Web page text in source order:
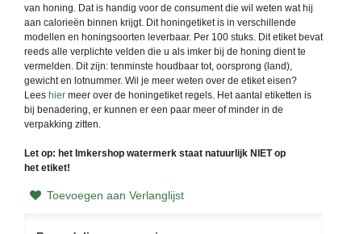
van honing. Dat is handig voor de consument die wil weten wat hij
aan calorieën binnen krijgt. Dit honingetiket is in verschillende
modellen en honingsoorten leverbaar. Per 100 stuks. Dit etiket bevat
reeds alle verplichte velden die u als imker bij de honing dient te
vermelden. Dit zijn: tenminste houdbaar tot, oorsprong (land),
gewicht en lotnummer. Wil je meer weten over de etiket eisen?
Lees hiermeer over de honingetiket regels. Het aantal etiketten is
bij benadering, er kunnen er een paar meer of minder in de
verpakking zitten.
Let op: het Imkershop watermerk staat natuurlijk NIET op
het etiket!
Toevoegen aan Verlanglijst